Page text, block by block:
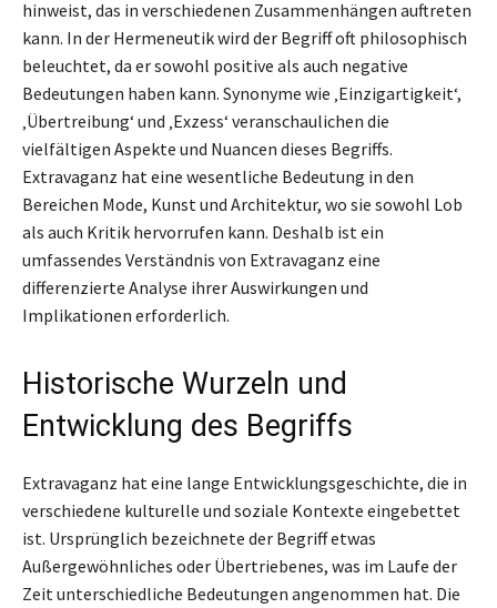
hinweist, das in verschiedenen Zusammenhängen auftreten
kann. In der Hermeneutik wird der Begriff oft philosophisch
beleuchtet, da er sowohl positive als auch negative
Bedeutungen haben kann. Synonyme wie ‚Einzigartigkeit‘,
‚Übertreibung‘ und ‚Exzess‘ veranschaulichen die
vielfältigen Aspekte und Nuancen dieses Begriffs.
Extravaganz hat eine wesentliche Bedeutung in den
Bereichen Mode, Kunst und Architektur, wo sie sowohl Lob
als auch Kritik hervorrufen kann. Deshalb ist ein
umfassendes Verständnis von Extravaganz eine
differenzierte Analyse ihrer Auswirkungen und
Implikationen erforderlich.
Historische Wurzeln und
Entwicklung des Begriffs
Extravaganz hat eine lange Entwicklungsgeschichte, die in
verschiedene kulturelle und soziale Kontexte eingebettet
ist. Ursprünglich bezeichnete der Begriff etwas
Außergewöhnliches oder Übertriebenes, was im Laufe der
Zeit unterschiedliche Bedeutungen angenommen hat. Die